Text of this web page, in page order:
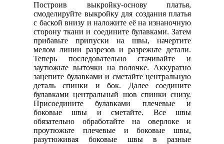
Построив выкройку-основу платья,
смоделируйте выкройку для создания платья
с баской внизу и наложите её на изнаночную
сторону ткани и соедините булавками. Затем
прибавьте припуски на швы, начертите
мелом линии разрезов и разрежьте детали.
Теперь последовательно стачивайте и
заутюжьте выточки на полочке. Аккуратно
зацепите булавками и сметайте центральную
деталь спинки и бок. Далее соедините
булавками центральный шов спинки снизу.
Присоедините булавками плечевые и
боковые швы и сметайте. Все швы
обязательно обработайте на оверлоке и
проутюжьте плечевые и боковые швы,
разутюживая боковые швы в разные